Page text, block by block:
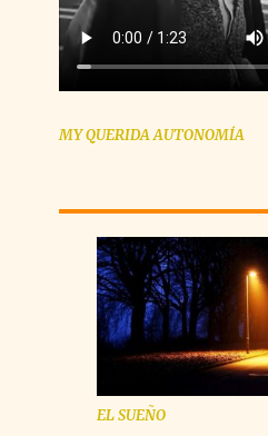
MY QUERIDA AUTONOMÍA
EL SUEÑO